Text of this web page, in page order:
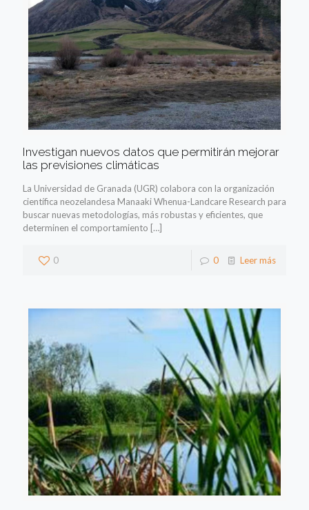
Investigan nuevos datos que permitirán mejorar
las previsiones climáticas
La Universidad de Granada (UGR) colabora con la organización
científica neozelandesa Manaaki Whenua-Landcare Research para
buscar nuevas metodologías, más robustas y eficientes, que
determinen el comportamiento […]
0 0 Leer más